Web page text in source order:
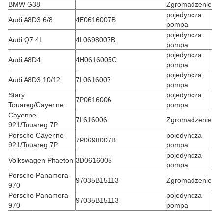
BMW G38
Zgromadzenie
Audi A8D3 6/8
4E0616007B
pojedyncza
pompa
Audi Q7 4L
4L0698007B
pojedyncza
pompa
Audi A8D4
4H0616005C
pojedyncza
pompa
Audi A8D3 10/12
7L0616007
pojedyncza
pompa
Stary
Touareg/Cayenne
7P0616006
pojedyncza
pompa
Cayenne
921/Touareg 7P
7L616006
Zgromadzenie
Porsche Cayenne
921/Touareg 7P
7P0698007B
pojedyncza
pompa
Volkswagen Phaeton 3D0616005
pojedyncza
pompa
Porsche Panamera
970
97035B15113
Zgromadzenie
Porsche Panamera
970
97035B15113
pojedyncza
pompa